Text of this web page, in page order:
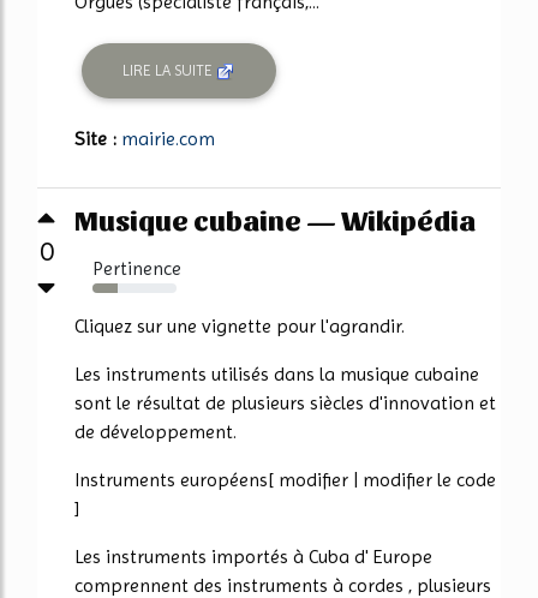
LIRE LA SUITE
Site : mairie.com
0
Musique cubaine — Wikipédia
Pertinence
30%
Cliquez sur une vignette pour l'agrandir.
Les instruments utilisés dans la musique cubaine
sont le résultat de plusieurs siècles d'innovation et
de développement.
Instruments européens[ modifier | modifier le code
]
Les instruments importés à Cuba d' Europe
comprennent des instruments à cordes , plusieurs